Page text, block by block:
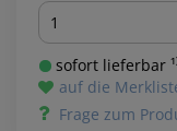
Menge
sofort lieferbar
auf die
Frage zum